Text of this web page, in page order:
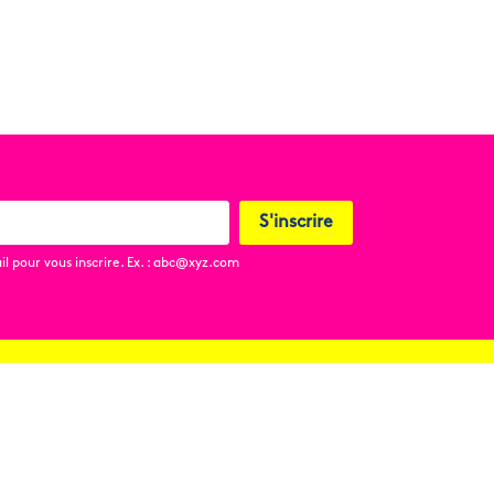
pour vous inscrire. Ex. : abc@xyz.com
S'inscrire